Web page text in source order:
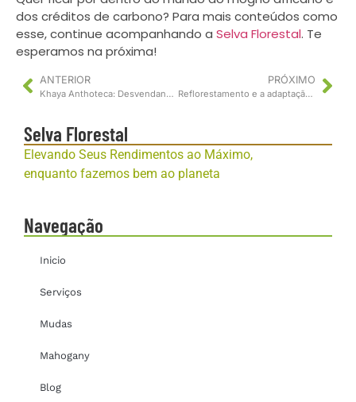
dos créditos de carbono? Para mais conteúdos como
esse, continue acompanhando a Selva Florestal. Te
esperamos na próxima!
ANTERIOR
Khaya Anthoteca: Desvendando os Mistérios e Mitos desta Espécie de Mogno
PRÓXIMO
Reflorestamento e a adaptação do mogno africano em terras brasileiras
Selva Florestal
Elevando Seus Rendimentos ao Máximo,
enquanto fazemos bem ao planeta
Navegação
Inicio
Serviços
Mudas
Mahogany
Blog